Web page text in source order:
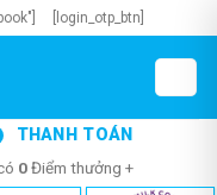
[login_otp_btn]
THANH TOÁN
0Điểm thưởng +